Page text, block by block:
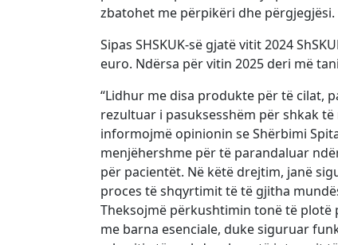
zbatohet me përpikëri dhe përgjegjësi.
Sipas SHSKUK-së gjatë vitit 2024
euro. Ndërsa për vitin 2025 deri më
“Lidhur me disa produkte për të cilat,
rezultuar i pasuksesshëm për shkak
informojmë opinionin se Shërbimi
menjëhershme për të parandaluar
për pacientët. Në këtë drejtim, janë
proces të shqyrtimit të të gjitha
Theksojmë përkushtimin tonë të
me barna esenciale, duke siguruar